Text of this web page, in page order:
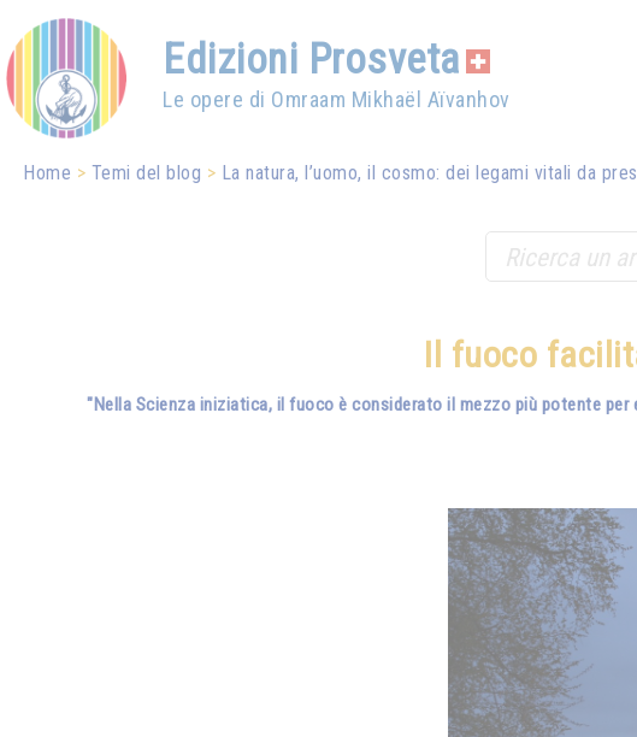
Edizioni Prosveta
Le opere di Omraam Mikhaël Aïvanhov
Home Temi del blog La natura, l’uomo, il cosmo: dei legami vitali da
Il fuoco
"Nella Scienza iniziatica, il fuoco è considerato il mezzo più potente